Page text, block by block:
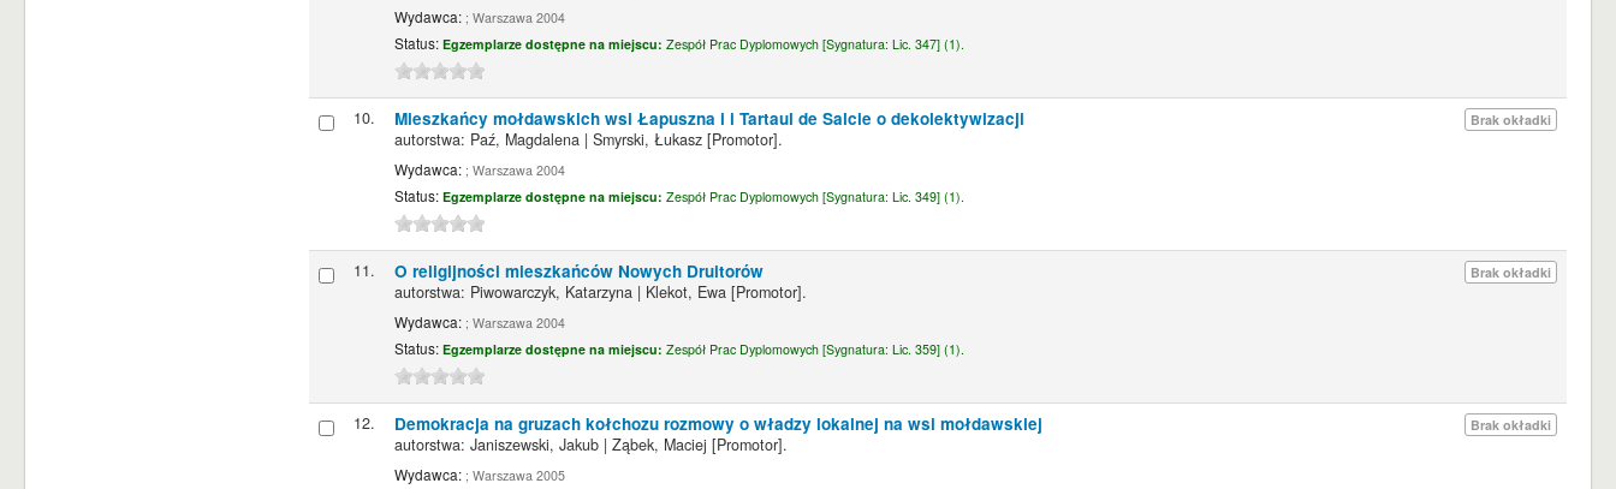
Wydawca: ; Warszawa 2004
Status: Egzemplarze dostępne na miejscu: Zespół Prac Dyplomowych [Sygnatura: Lic. 347] (1).
10. Brak okładki
Mieszkańcy mołdawskich wsi Łapuszna i i Tartaul de Salcie o dekolektywizacji
autorstwa: Paź, Magdalena| Smyrski, Łukasz[Promotor].
Wydawca: ; Warszawa 2004
Status: Egzemplarze dostępne na miejscu: Zespół Prac Dyplomowych [Sygnatura: Lic. 349] (1).
11. Brak okładki
O religijności mieszkańców Nowych Druitorów
autorstwa: Piwowarczyk, Katarzyna| Klekot, Ewa[Promotor].
Wydawca: ; Warszawa 2004
Status: Egzemplarze dostępne na miejscu: Zespół Prac Dyplomowych [Sygnatura: Lic. 359] (1).
12. Brak okładki
Demokracja na gruzach kołchozu rozmowy o władzy lokalnej na wsi mołdawskiej
autorstwa: Janiszewski, Jakub| Ząbek, Maciej [Promotor].
Wydawca: ; Warszawa 2005